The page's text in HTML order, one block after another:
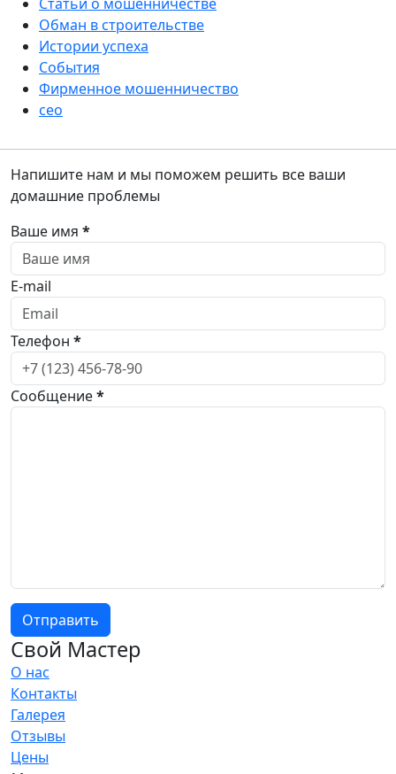
Обман в строительстве
Истории успеха
События
Фирменное мошенничество
сео
Напишите нам и мы поможем решить все ваши
домашние проблемы
Ваше имя *
E-mail
Телефон *
Сообщение*
Отправить
Свой Мастер
О нас
Контакты
Галерея
Отзывы
Цены